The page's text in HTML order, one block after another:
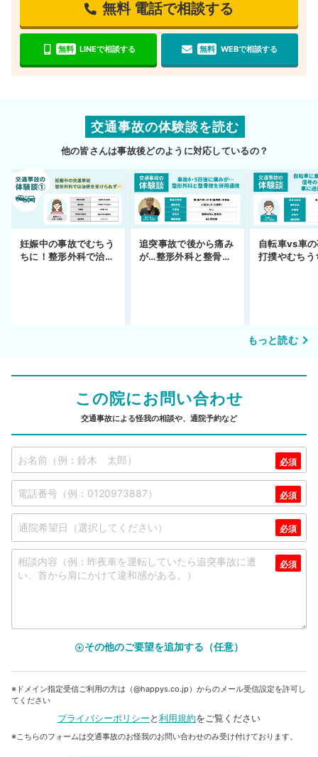
無料 電話で相談する
無料 LINEで相談する 無料 WEBで相談する
交通事故の体験談を読む
他の皆さんは事故後どのように対応しているの？
妊娠中の事故でむちう
ちに！整形外科で治療
追突事故で後から痛み
が…整形外科と整骨院
自転車vs車
打撲やむちう
もっと読む
この院にお問い合わせ
交通事故による怪我の相談や、通院予約など
add_circle_outlineその他のご要望を追加する（任意）
※ドメイン指定受信ご利用の方は（@happys.co.jp）からのメール受信設定を許可し
てください
プライバシーポリシーと利用規約をご覧ください
※こちらのフォームは交通事故のお怪我のお問い合わせのみ受け付けております。